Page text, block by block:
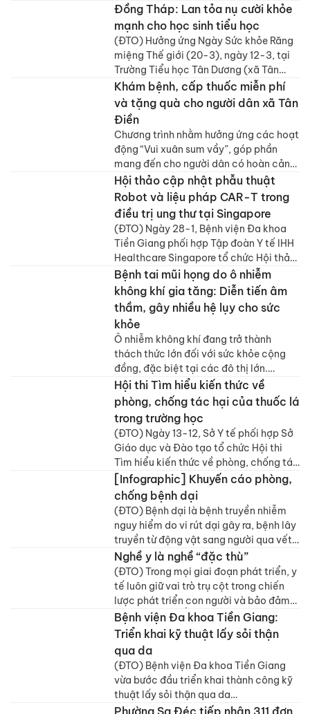
Việc đầu tư triển khai kỹ thuật thận
nhân tạo tại các cơ sở y tế địa phương
đã giúp người bệnh được điều trị gần
nhà, giảm quá tải cho tuyến trên và
nâng cao chất lượng cuộc sống. Tuy
nhiên, để duy trì hiệu quả lâu dài, hệ
thống này vẫn cần tiếp tục được đầu
tư.
Đồng Tháp: Lan tỏa nụ cười khỏe
mạnh cho học sinh tiểu học
(ĐTO) Hưởng ứng Ngày Sức khỏe Răng
miệng Thế giới (20-3), ngày 12-3, tại
Trường Tiểu học Tân Dương (xã Tân
Dương), Tỉnh đoàn Đồng Tháp, UBND xã
Tân Dương phối hợp với Công ty TNHH
MTV Nha khoa Phương Thành (phường
Sa Đéc) tổ chức chương trình “Nha
khoa học đường – Nụ cười cho cuộc
sống” giai đoạn 2025 – 2030. Đây là
hoạt động thiết thực nhằm nâng cao
nhận thức chăm sóc sức khỏe răng
miệng cho học sinh trên địa bàn tỉnh.
Khám bệnh, cấp thuốc miễn phí
và tặng quà cho người dân xã Tân
Điền
Chương trình nhằm hưởng ứng các hoạt
động “Vui xuân sum vầy”, góp phần
mang đến cho người dân có hoàn cảnh
khó khăn có một cái Tết ấm no, hạnh
phúc.
Hội thảo cập nhật phẫu thuật
Robot và liệu pháp CAR-T trong
điều trị ung thư tại Singapore
(ĐTO) Ngày 28-1, Bệnh viện Đa khoa
Tiền Giang phối hợp Tập đoàn Y tế IHH
Healthcare Singapore tổ chức Hội thảo
chuyên môn cập nhật phẫu thuật ít
xâm lấn đường tiêu hóa – Robot và liệu
pháp miễn dịch CAR-T trong điều trị
các bệnh ung thư phức tạp tại
Singapore.
Bệnh tai mũi họng do ô nhiễm
không khí gia tăng: Diễn tiến âm
thầm, gây nhiều hệ lụy cho sức
khỏe
Ô nhiễm không khí đang trở thành
thách thức lớn đối với sức khỏe cộng
đồng, đặc biệt tại các đô thị lớn.
Không chỉ làm gia tăng các bệnh hô
hấp mạn tính, tim mạch, tình trạng
không khí ô nhiễm kéo dài còn khiến
các bệnh lý tai mũi họng (TMH) tăng rõ
rệt, ảnh hưởng trực tiếp đến chất lượng
sống của người dân.
Hội thi Tìm hiểu kiến thức về
phòng, chống tác hại của thuốc lá
trong trường học
(ĐTO) Ngày 13-12, Sở Y tế phối hợp Sở
Giáo dục và Đào tạo tổ chức Hội thi
Tìm hiểu kiến thức về phòng, chống tác
hại của thuốc lá trong trường học tỉnh
Đồng Tháp 2025.
[Infographic] Khuyến cáo phòng,
chống bệnh dại
(ĐTO) Bệnh dại là bệnh truyền nhiễm
nguy hiểm do vi rút dại gây ra, bệnh lây
truyền từ động vật sang người qua vết
cắn, vết thương, vết cào, liếm của
động vật (thường là chó, mèo), khi đã
lên cơn dại là tử vong 100%.
Nghề y là nghề “đặc thù”
(ĐTO) Trong mọi giai đoạn phát triển, y
tế luôn giữ vai trò trụ cột trong chiến
lược phát triển con người và bảo đảm
an sinh xã hội. Ở Việt Nam, quan điểm
nhất quán của Đảng và Nhà nước ta,
xác định chăm sóc và bảo vệ sức khỏe
Nhân dân là mục tiêu hàng đầu, là nền
tảng định hướng cho các chương trình
phát triển kinh tế - xã hội vì mục tiêu
chung là phát triển bền vững.
Bệnh viện Đa khoa Tiền Giang:
Triển khai kỹ thuật lấy sỏi thận
qua da
(ĐTO) Bệnh viện Đa khoa Tiền Giang
vừa bước đầu triển khai thành công kỹ
thuật lấy sỏi thận qua da
(Percutaneous Nephrolithotomy –